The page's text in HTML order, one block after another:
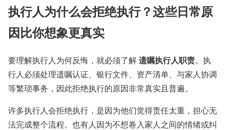
执行人为什么会拒绝执行？这些日常原
因比你想象更真实
要理解执行人为何反悔，就必须了解遗嘱执行人职责。执
行人必须处理遗嘱认证、银行文件、资产清单、与家人协调
等繁琐事务，因此拒绝执行的原因非常真实且普遍。
许多执行人会拒绝执行，是因为他们觉得责任太重，担心无
法完成整个流程。也有人因为不想卷入家人之间的情绪或纠